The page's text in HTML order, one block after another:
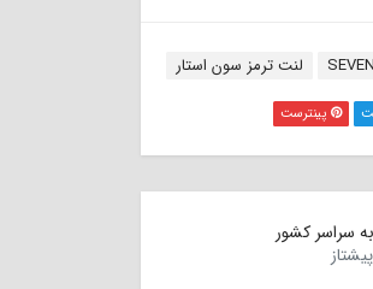
لنت ترمز سون استار
پینترست
سراسر کشور